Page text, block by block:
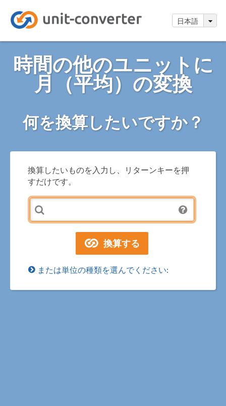
日本語
時間の他のユニットに
月（平均）の変換
何を換算したいですか？
換算したいものを入力し、リターンキーを押
すだけです。
または単位の種類を選んでください: